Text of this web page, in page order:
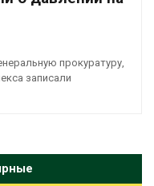
прокуратуру,
записали